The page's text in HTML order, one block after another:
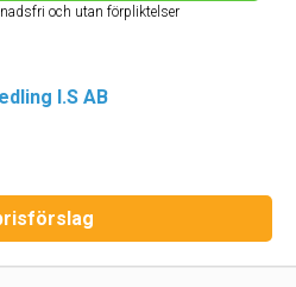
och utan förpliktelser
I.S AB